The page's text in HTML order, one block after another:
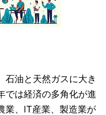
石油と天然ガスに大き
では経済の多角化が進
業、IT産業、製造業が